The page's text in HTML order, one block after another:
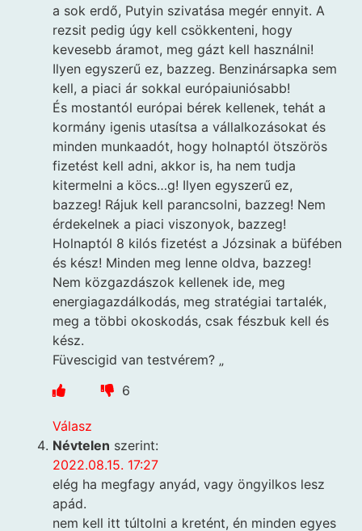
a sok erdő, Putyin szivatása megér ennyit. A
rezsit pedig úgy kell csökkenteni, hogy
kevesebb áramot, meg gázt kell használni!
Ilyen egyszerű ez, bazzeg. Benzinársapka sem
kell, a piaci ár sokkal európaiuniósabb!
És mostantól európai bérek kellenek, tehát a
kormány igenis utasítsa a vállalkozásokat és
minden munkaadót, hogy holnaptól ötszörös
fizetést kell adni, akkor is, ha nem tudja
kitermelni a köcs…g! Ilyen egyszerű ez,
bazzeg! Rájuk kell parancsolni, bazzeg! Nem
érdekelnek a piaci viszonyok, bazzeg!
Holnaptól 8 kilós fizetést a Józsinak a büfében
és kész! Minden meg lenne oldva, bazzeg!
Nem közgazdászok kellenek ide, meg
energiagazdálkodás, meg stratégiai tartalék,
meg a többi okoskodás, csak fészbuk kell és
kész.
Füvescigid van testvérem? „
6
Válasz
Névtelen szerint:
2022.08.15. 17:27
elég ha megfagy anyád, vagy öngyilkos lesz
apád.
nem kell itt túltolni a kretént, én minden egyes